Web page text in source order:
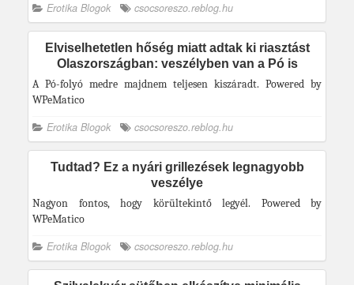
Erotika Blogok csocsoreszo.reblog.hu
Elviselhetetlen hőség miatt adtak ki riasztást
Olaszországban: veszélyben van a Pó is
A Pó-folyó medre majdnem teljesen kiszáradt. Powered by
WPeMatico
Erotika Blogok csocsoreszo.reblog.hu
Tudtad? Ez a nyári grillezések legnagyobb
veszélye
Nagyon fontos, hogy körültekintő legyél. Powered by
WPeMatico
Erotika Blogok csocsoreszo.reblog.hu